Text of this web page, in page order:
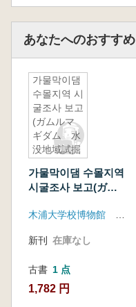
あなたへのおすすめ
가물막이댐
수몰지역 시
굴조사 보고
(ガムルマ
ギダム 水
没地域試掘
가물막이댐 수몰지역
시굴조사 보고(ガム
域試掘調査報告)
新刊 在庫なし
古書 1 点
1,782 円